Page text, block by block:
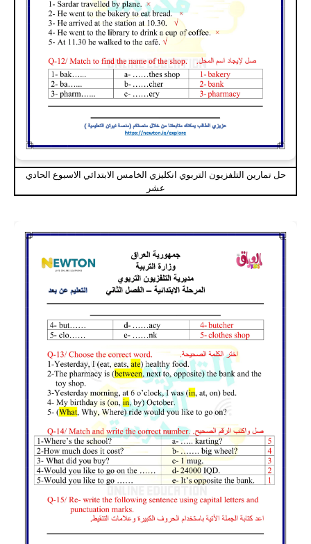
حل تمارين التلفزيون التربوي انكليزي الخامس الابتدائي الاسبوع الحادي
عشر